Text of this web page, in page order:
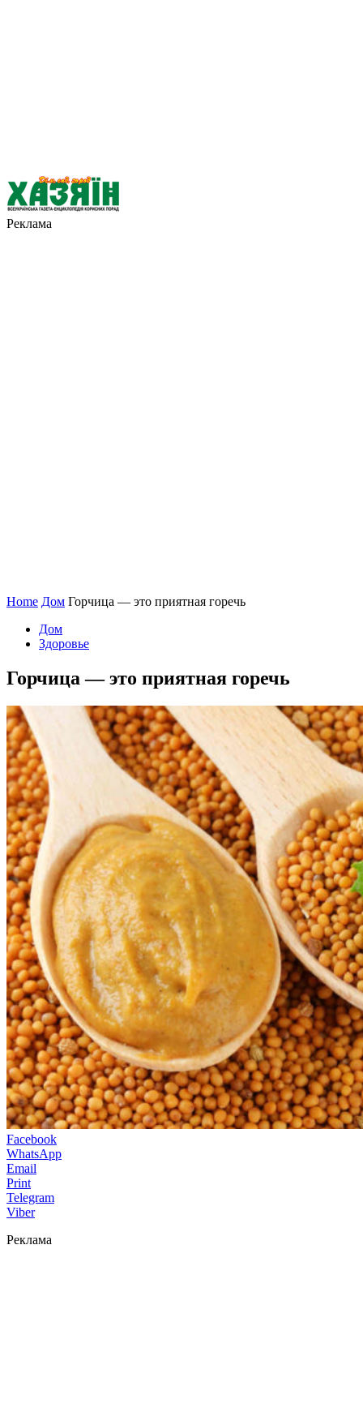
Реклама
Home Дом Горчица — это приятная горечь
Дом
Здоровье
Горчица — это приятная горечь
Facebook
WhatsApp
Email
Print
Telegram
Viber
Реклама